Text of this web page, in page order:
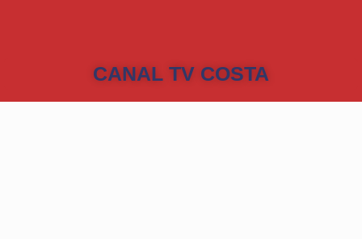
CANAL TV COSTA